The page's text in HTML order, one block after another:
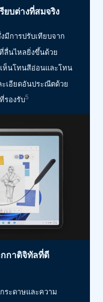
ยบต่างที่สมจริง
มีการปรับเทียบจาก
ลื่นไหลยิ่งขึ้นด้วย
เห็นโทนสีอ่อนและโทน
เอียดอันประณีตด้วย
รองรับ5
กาดิจิทัลที่ดี
ระดาษและความ